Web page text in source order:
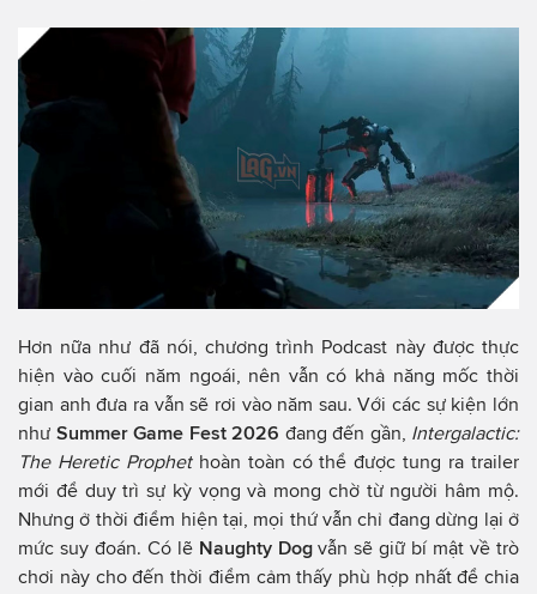
Hơn nữa như đã nói, chương trình Podcast này được thực
hiện vào cuối năm ngoái, nên vẫn có khả năng mốc thời
gian anh đưa ra vẫn sẽ rơi vào năm sau. Với các sự kiện lớn
như Summer Game Fest 2026 đang đến gần, Intergalactic:
The Heretic Prophet hoàn toàn có thể được tung ra trailer
mới để duy trì sự kỳ vọng và mong chờ từ người hâm mộ.
Nhưng ở thời điểm hiện tại, mọi thứ vẫn chỉ đang dừng lại ở
mức suy đoán. Có lẽ Naughty Dogvẫn sẽ giữ bí mật về trò
chơi này cho đến thời điểm cảm thấy phù hợp nhất để chia